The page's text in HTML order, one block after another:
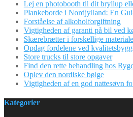
Lej en photobooth til dit bryllup
Plankeborde i Nordjylland: En
Forståelse af alkoholforgiftning
Vigtigheden af garanti på bil ved
Skærebrætter i forskellige
Opdag fordelene ved
Store trucks til store opgaver
Find den rette behandling hos
Oplev den nordiske bølge
Vigtigheden af en god nattesøvn
Kategorier